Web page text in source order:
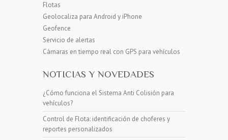
Flotas
Geolocaliza para Android y iPhone
Geofence
Servicio de alertas
Cámaras en tiempo real con GPS para vehículos
NOTICIAS Y NOVEDADES
¿Cómo funciona el Sistema Anti Colisión para
vehículos?
Control de Flota: identificación de choferes y
reportes personalizados